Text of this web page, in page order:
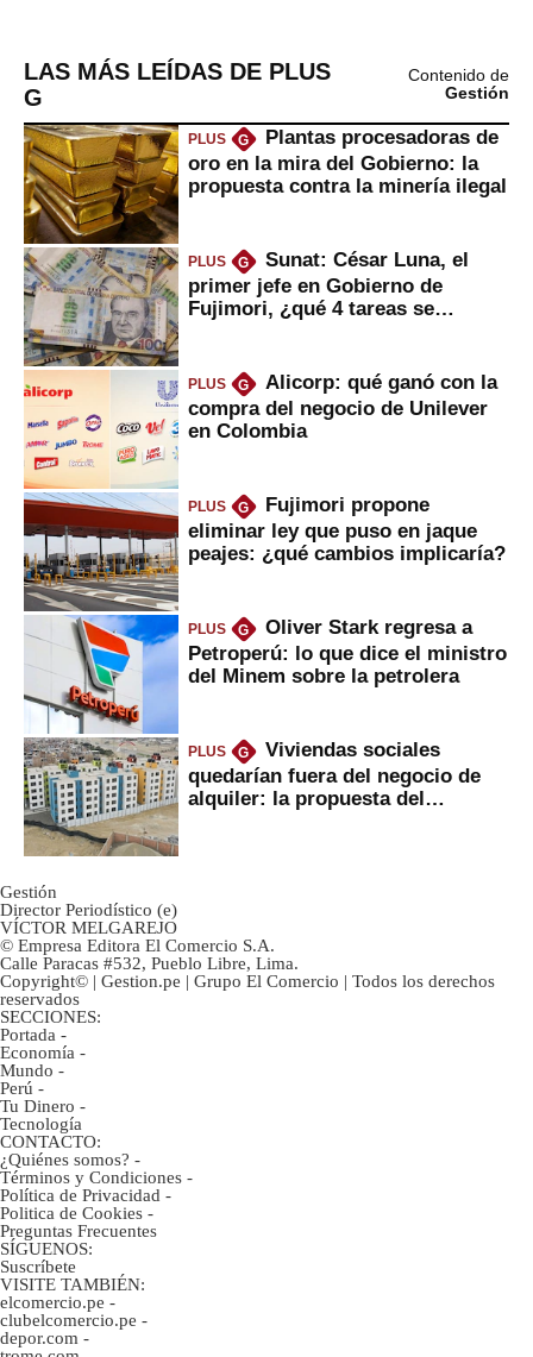
LAS MÁS LEÍDAS DE PLUS
G
Contenido de
Gestión
PLUS G
Plantas procesadoras de
oro en la mira del Gobierno: la
propuesta contra la minería ilegal
PLUS G
Sunat: César Luna, el
primer jefe en Gobierno de
Fujimori, ¿qué 4 tareas se
PLUS G
Alicorp: qué ganó con la
compra del negocio de Unilever
en Colombia
PLUS G
Fujimori propone
eliminar ley que puso en jaque
peajes: ¿qué cambios implicaría?
PLUS G
Oliver Stark regresa a
Petroperú: lo que dice el ministro
del Minem sobre la petrolera
PLUS G
Viviendas sociales
quedarían fuera del negocio de
alquiler: la propuesta del
Gestión
Director Periodístico (e)
VÍCTOR MELGAREJO
© Empresa Editora El Comercio S.A.
Calle Paracas #532, Pueblo Libre, Lima.
Copyright© | Gestion.pe | Grupo El Comercio | Todos los derechos
reservados
SECCIONES:
Portada -
Economía -
Mundo -
Perú -
Tu Dinero -
Tecnología
CONTACTO:
¿Quiénes somos? -
Términos y Condiciones -
Política de Privacidad -
Politica de Cookies -
Preguntas Frecuentes
SÍGUENOS:
Suscríbete
VISITE TAMBIÉN:
elcomercio.pe -
clubelcomercio.pe -
depor.com -